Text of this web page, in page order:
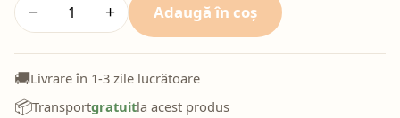
− + Adaugă în coș
🚚Livrare în 1-3 zile lucrătoare
📦Transportgratuitla acest produs